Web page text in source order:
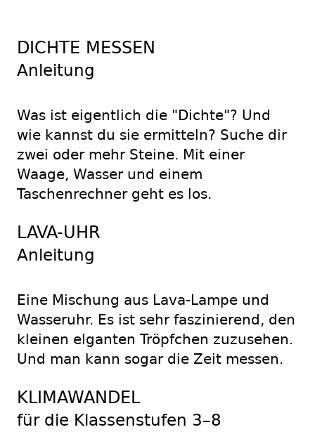
DICHTE MESSEN
Anleitung
Was ist eigentlich die "Dichte"? Und
wie kannst du sie ermitteln? Suche dir
zwei oder mehr Steine. Mit einer
Waage, Wasser und einem
Taschenrechner geht es los.
LAVA-UHR
Anleitung
Eine Mischung aus Lava-Lampe und
Wasseruhr. Es ist sehr faszinierend, den
kleinen elganten Tröpfchen zuzusehen.
Und man kann sogar die Zeit messen.
KLIMAWANDEL
für die Klassenstufen 3–8